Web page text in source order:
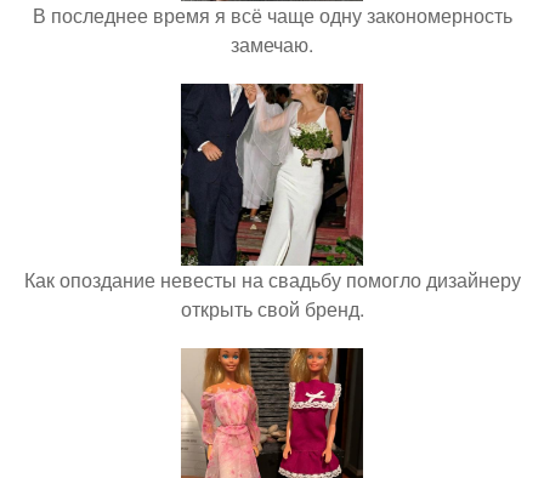
В последнее время я всё чаще одну закономерность
замечаю.
Как опоздание невесты на свадьбу помогло дизайнеру
открыть свой бренд.